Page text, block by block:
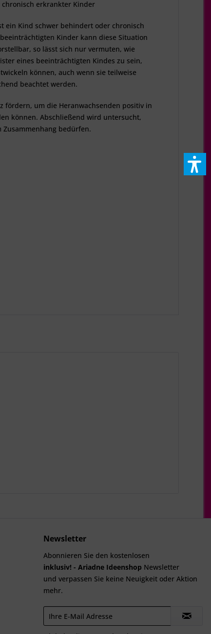
chronisch erkrankter Kinder
ein Kind schwer behindert oder chronisch
Kinder kann diese Situation
so lässt sich nur vermuten, wie
eines beeinträchtigten Kindes zu sein,
können, auch wenn sie teilweise
beachtet werden.
fördern, um die Heranwachsenden positiv in
können. Abschließend wird untersucht,
bedürfen.
Newsletter
Abonnieren Sie den kostenlosen
inklusiv! - Ariadne Ideenshop Newsletter
und verpassen Sie keine Neuigkeit oder Aktion
mehr.